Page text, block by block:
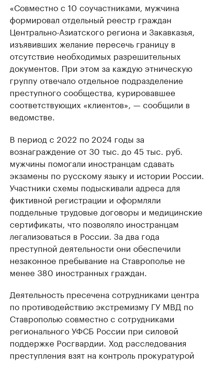
«Совместно с 10 соучастниками, мужчина
формировал отдельный реестр граждан
Центрально-Азиатского региона и Закавказья,
изъявивших желание пересечь границу в
отсутствие необходимых разрешительных
документов. При этом за каждую этническую
группу отвечало отдельное подразделение
преступного сообщества, курировавшее
соответствующих «клиентов», — сообщили в
ведомстве.
В период с 2022 по 2024 годы за
вознаграждение от 30 тыс. до 45 тыс. руб.
мужчины помогали иностранцам сдавать
экзамены по русскому языку и истории России.
Участники схемы подыскивали адреса для
фиктивной регистрации и оформляли
поддельные трудовые договоры и медицинские
сертификаты, что позволяло иностранцам
легализоваться в России. За два года
преступной деятельности они обеспечили
незаконное пребывание на Ставрополье не
менее 380 иностранных граждан.
Деятельность пресечена сотрудниками центра
по противодействию экстремизму ГУ МВД по
Ставрополью совместно с сотрудниками
регионального УФСБ России при силовой
поддержке Росгвардии. Ход расследования
преступления взят на контроль прокуратурой